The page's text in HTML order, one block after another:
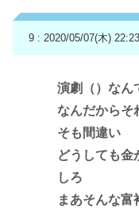
9 : 2020/05/07(木)
演劇（）なん
なんだからそ
そも間違い
どうしても金
しろ
まあそんな富